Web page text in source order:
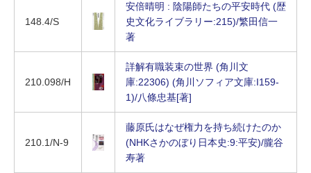
148.4/S
安倍晴明 : 陰陽師たちの平安時代 (歴
史文化ライブラリー:215)/繁田信一
著
210.098/H
詳解有職装束の世界 (角川文
庫:22306) (角川ソフィア文庫:I159-
1)/八條忠基[著]
210.1/N-9
藤原氏はなぜ権力を持ち続けたのか
(NHKさかのぼり日本史:9:平安)/朧谷
寿著